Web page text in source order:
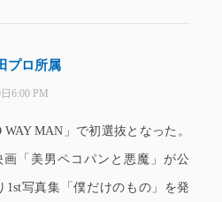
プロ所属
6:00 PM
WAY MAN」で初選抜となった。
「美男ペコパンと悪魔」が公
1st写真集「僕だけのもの」を発